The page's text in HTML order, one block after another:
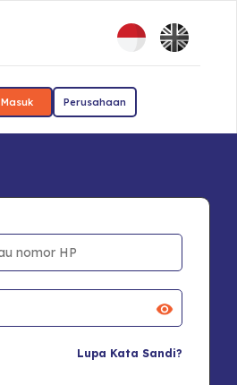
Masuk Perusahaan
Lupa Kata Sandi?